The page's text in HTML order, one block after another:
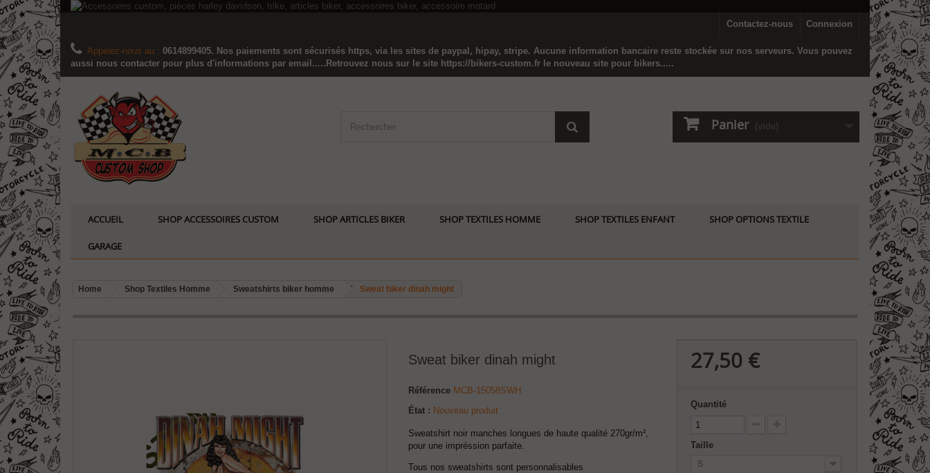
Connexion
Contactez-nous
Appelez-nous au : 0614899405. Nos paiements sont sécurisés https, via les sites de paypal, hipay, stripe. Aucune information bancaire reste stockée sur nos serveurs. Vous pouvez
aussi nous contacter pour plus d'informations par email.....Retrouvez nous sur le site https://bikers-custom.fr le nouveau site pour bikers.....
Panier (vide)
ACCUEIL SHOP ACCESSOIRES CUSTOM SHOP ARTICLES BIKER SHOP TEXTILES HOMME SHOP TEXTILES ENFANT SHOP OPTIONS TEXTILE
GARAGE
Home Shop Textiles Homme Sweatshirts biker homme Sweat biker dinah might
Sweat biker dinah might
Référence MCB-15058SWH
État : Nouveau produit
Sweatshirt noir manches longues de haute qualité 270gr/m²,
pour une impréssion parfaite.
Tous nos sweatshirts sont personnalisables
27,50 €
Quantité
Taille
S